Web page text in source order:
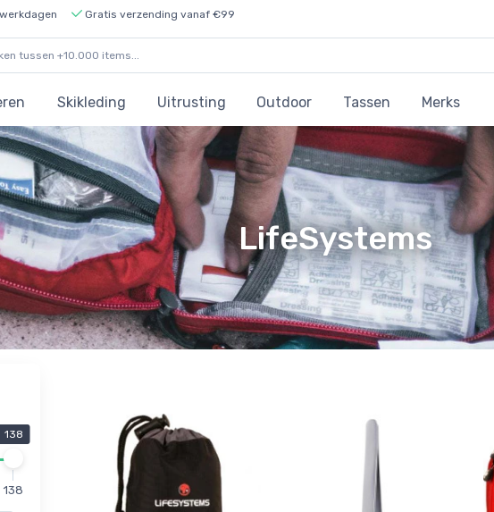
Gratis verzending vanaf €99
Skikleding Uitrusting Outdoor Tassen Merks
LifeSystems
138
138